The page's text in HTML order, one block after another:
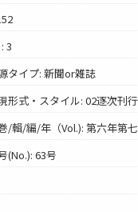
3
タイプ: 新聞or雑誌
形式・スタイル: 02逐次刊
/輯/編/年（Vol.): 第六年第
(No.): 63号